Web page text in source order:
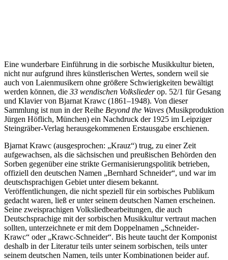
Eine wunderbare Einführung in die sorbische Musikkultur bieten,
nicht nur aufgrund ihres künstlerischen Wertes, sondern weil sie
auch von Laienmusikern ohne größere Schwierigkeiten bewältigt
werden können, die 33 wendischen Volksliederop. 52/1 für Gesang
und Klavier von Bjarnat Krawc (1861–1948). Von dieser
Sammlung ist nun in der Reihe Beyond the Waves (Musikproduktion
Jürgen Höflich, München) ein Nachdruck der 1925 im Leipziger
Steingräber-Verlag herausgekommenen Erstausgabe erschienen.
Bjarnat Krawc (ausgesprochen: „Krauz“) trug, zu einer Zeit
aufgewachsen, als die sächsischen und preußischen Behörden den
Sorben gegenüber eine strikte Germanisierungspolitik betrieben,
offiziell den deutschen Namen „Bernhard Schneider“, und war im
deutschsprachigen Gebiet unter diesem bekannt.
Veröffentlichungen, die nicht speziell für ein sorbisches Publikum
gedacht waren, ließ er unter seinem deutschen Namen erscheinen.
Seine zweisprachigen Volksliedbearbeitungen, die auch
Deutschsprachige mit der sorbischen Musikkultur vertraut machen
sollten, unterzeichnete er mit dem Doppelnamen „Schneider-
Krawc“ oder „Krawc-Schneider“. Bis heute taucht der Komponist
deshalb in der Literatur teils unter seinem sorbischen, teils unter
seinem deutschen Namen, teils unter Kombinationen beider auf.